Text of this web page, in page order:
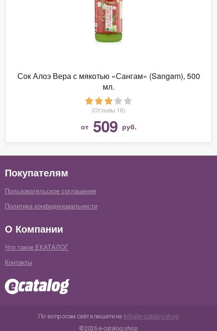
Сок Алоэ Вера с мякотью «Сангам» (Sangam), 500
мл.
(Отзывы 16)
от 509 руб.
Покупателям
Пользовательское соглашение
Политика конфиденциальности
О Компании
Что такое ЕКАТАЛОГ
Контакты
По вопросам сайта пишите на info@e-catalog.shop
©2026 e-catalog.shop